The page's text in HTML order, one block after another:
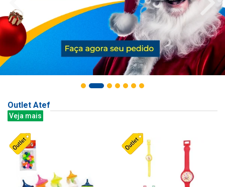
Outlet Atef
Veja mais